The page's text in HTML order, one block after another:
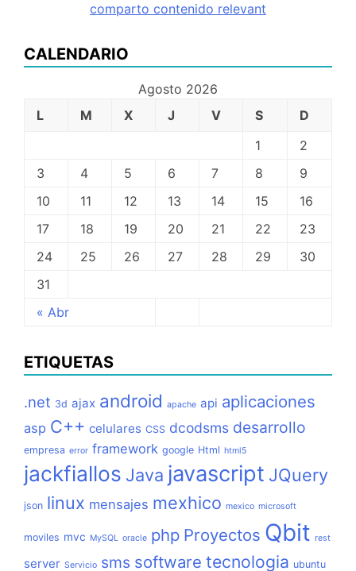
CALENDARIO
Agosto 2026
L
M X J V S D
« Abr
1
2
3
4 5 6 7 8
9
10
11 12 13 14 15
16
17
18 19 20 21 22
23
24
25 26 27 28 29
30
31
ETIQUETAS
.net 3d ajax android apache api aplicaciones
asp C++ celulares CSS dcodsms desarrollo
empresa error framework google Html html5
jackfiallos Java javascript JQuery
json linux mensajes mexhico mexico microsoft
moviles mvc MySQL oracle php Proyectos Qbit rest
server Servicio sms software tecnologia ubuntu